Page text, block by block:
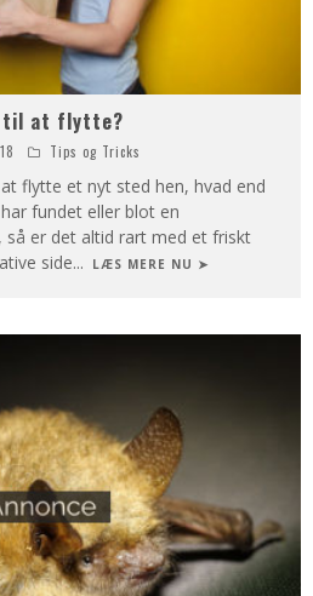
til at flytte?
Tips og Tricks
flytte et nyt sted hen, hvad end
fundet eller blot en
så er det altid rart med et friskt
side... LÆS MERE NU ➤